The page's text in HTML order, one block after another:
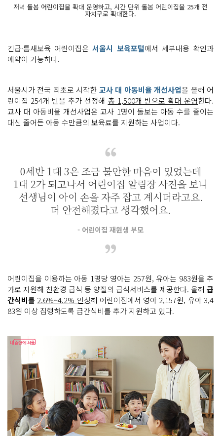
저녁 돌봄 어린이집을 확대 운영하고, 시간 단위 돌봄 어린이집을 25개 전
자치구로 확대한다.
긴급·틈새보육 어린이집은서울시 보육포털에서 세부내용 확인과
예약이 가능하다.
서울시가 전국 최초로 시작한 교사 대 아동비율 개선사업을 올해 어
린이집 254개 반을 추가 선정해 총 1,500개 반으로 확대 운영한다.
교사 대 아동비율 개선사업은 교사 1명이 돌보는 아동 수를 줄이는
대신 줄어든 아동 수만큼의 보육료를 지원하는 사업이다.
0세반 1대 3은 조금 불안한 마음이 있었는데
1대 2가 되고나서 어린이집 알림장 사진을 보니
선생님이 아이 손을 자주 잡고 계시더라고요.
더 안전해졌다고 생각했어요.
- 어린이집 재원생 부모
어린이집을 이용하는 아동 1명당 영아는 257원, 유아는 983원을 추
가로 지원해 친환경 급식 등 양질의 급식서비스를 제공한다. 올해 급
간식비를 2.6%~4.2% 인상해 어린이집에서 영아 2,157원, 유아 3,4
83원 이상 집행하도록 급간식비를 추가 지원하고 있다.